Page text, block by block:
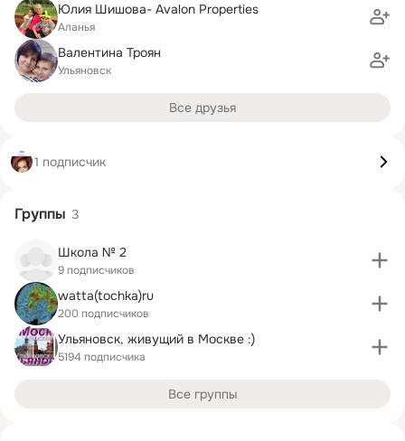
Юлия Шишова- Avalon Properties
Аланья
Валентина Троян
Ульяновск
Все друзья
1 подписчик
Группы 3
Школа № 2
9 подписчиков
watta(tochka)ru
200 подписчиков
Ульяновск, живущий в Москве :)
5194 подписчика
Все группы